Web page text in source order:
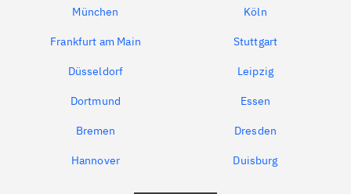
München Köln
Frankfurt am Main Stuttgart
Düsseldorf Leipzig
Dortmund Essen
Bremen Dresden
Hannover Duisburg